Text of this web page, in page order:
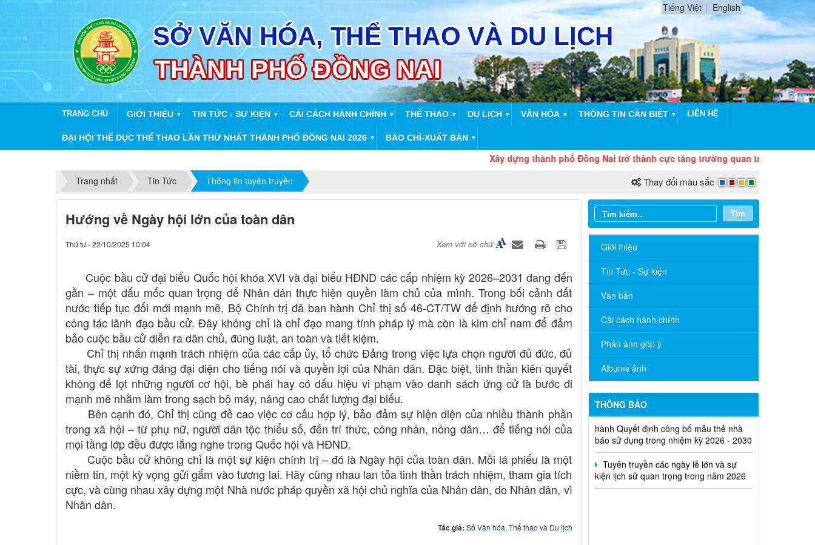
Tiếng Việt English
TRANG CHỦ GIỚI THIỆU ▼ TIN TỨC - SỰ KIỆN ▼ CẢI CÁCH HÀNH CHÍNH ▼ THỂ THAO ▼ DU LỊCH ▼ VĂN HÓA ▼ THÔNG TIN CẦN BIẾT ▼ LIÊN HỆ
ĐẠI HỘI THỂ DỤC THỂ THAO LẦN THỨ NHẤT THÀNH PHỐ ĐỒNG NAI 2026 ▼ BÁO CHÍ-XUẤT BẢN ▼
Xây dựng thành phố Đồng Nai trở thành cực tăng trưởng quan trọng của quốc gia,
Trang nhất
Tin Tức Thông tin tuyên truyền Thay đổi màu sắc
Hướng về Ngày hội lớn của toàn dân
Thứ tư - 22/10/2025 10:04 Xem với cỡ chữ
Cuộc bầu cử đại biểu Quốc hội khóa XVI và đại biểu HĐND các cấp nhiệm kỳ 2026–2031 đang đến
gần – một dấu mốc quan trọng để Nhân dân thực hiện quyền làm chủ của mình. Trong bối cảnh đất
nước tiếp tục đổi mới mạnh mẽ, Bộ Chính trị đã ban hành Chỉ thị số 46-CT/TW để định hướng rõ cho
công tác lãnh đạo bầu cử. Đây không chỉ là chỉ đạo mang tính pháp lý mà còn là kim chỉ nam để đảm
bảo cuộc bầu cử diễn ra dân chủ, đúng luật, an toàn và tiết kiệm.
Chỉ thị nhấn mạnh trách nhiệm của các cấp ủy, tổ chức Đảng trong việc lựa chọn người đủ đức, đủ
tài, thực sự xứng đáng đại diện cho tiếng nói và quyền lợi của Nhân dân. Đặc biệt, tinh thần kiên quyết
không để lọt những người cơ hội, bè phái hay có dấu hiệu vi phạm vào danh sách ứng cử là bước đi
mạnh mẽ nhằm làm trong sạch bộ máy, nâng cao chất lượng đại biểu.
Bên cạnh đó, Chỉ thị cũng đề cao việc cơ cấu hợp lý, bảo đảm sự hiện diện của nhiều thành phần
trong xã hội – từ phụ nữ, người dân tộc thiểu số, đến trí thức, công nhân, nông dân… để tiếng nói của
mọi tầng lớp đều được lắng nghe trong Quốc hội và HĐND.
Cuộc bầu cử không chỉ là một sự kiện chính trị – đó là Ngày hội của toàn dân. Mỗi lá phiếu là một
niềm tin, một kỳ vọng gửi gắm vào tương lai. Hãy cùng nhau lan tỏa tinh thần trách nhiệm, tham gia tích
cực, và cùng nhau xây dựng một Nhà nước pháp quyền xã hội chủ nghĩa của Nhân dân, do Nhân dân, vì
Nhân dân.
Tác giả: Sở Văn hóa, Thể thao và Du lịch
Tìm
Giới thiệu
Tin Tức - Sự kiện
Văn bản
Cải cách hành chính
Phản ánh góp ý
Albums ảnh
THÔNG BÁO
Tăng cường công tác quản lý hoạt
động của tạp chí trực thuộc
Quyết định thu hồi Giấy phép kinh
doanh dịch vụ lữ hành nội địa
Bộ Văn hóa, Thể thao và Du lịch ban
hành Quyết định công bố mẫu thẻ nhà
báo sử dụng trong nhiệm kỳ 2026 - 2030
Tuyên truyền các ngày lễ lớn và sự
kiện lịch sử quan trọng trong năm 2026